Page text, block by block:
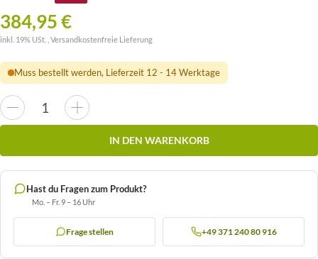
384,95 €
inkl. 19% USt. , Versandkostenfreie Lieferung
Muss bestellt werden, Lieferzeit 12 - 14 Werktage
IN DEN WARENKORB
Hast du Fragen zum Produkt?
Mo. – Fr. 9 – 16 Uhr
Frage stellen +49 371 240 80 916